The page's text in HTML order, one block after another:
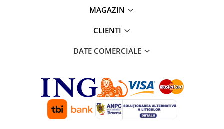
MAGAZIN
CLIENTI
DATE COMERCIALE